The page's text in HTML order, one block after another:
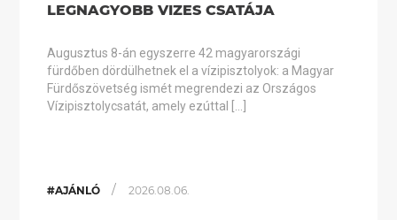
LEGNAGYOBB VIZES CSATÁJA
Augusztus 8-án egyszerre 42 magyarországi
fürdőben dördülhetnek el a vízipisztolyok: a Magyar
Fürdőszövetség ismét megrendezi az Országos
Vízipisztolycsatát, amely ezúttal […]
#AJÁNLÓ / 2026.08.06.